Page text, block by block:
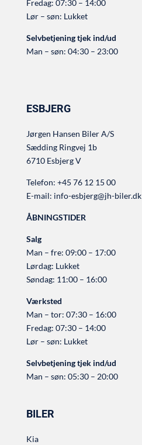
Fredag: 07:30 – 14:00
Lør – søn: Lukket
Selvbetjening tjek ind/ud
Man – søn: 04:30 – 23:00
ESBJERG
Jørgen Hansen Biler A/S
Sædding Ringvej 1b
6710 Esbjerg V
Telefon: +45 76 12 15 00
E-mail: info-esbjerg@jh-biler.dk
ÅBNINGSTIDER
Salg
Man – fre: 09:00 – 17:00
Lørdag: Lukket
Søndag: 11:00 – 16:00
Værksted
Man – tor: 07:30 – 16:00
Fredag: 07:30 – 14:00
Lør – søn: Lukket
Selvbetjening tjek ind/ud
Man – søn: 05:30 – 20:00
BILER
Kia